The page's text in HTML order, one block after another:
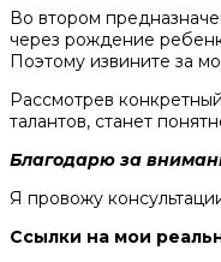
Во втором
через рождение
Поэтому извините за
Рассмотрев
талантов, станет
Благодарю за
Я провожу
Ссылки на мои